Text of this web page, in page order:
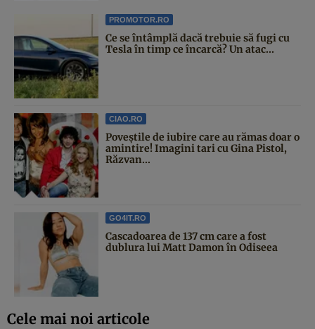
PROMOTOR.RO
Ce se întâmplă dacă trebuie să fugi cu
Tesla în timp ce încarcă? Un atac...
CIAO.RO
Poveştile de iubire care au rămas doar o
amintire! Imagini tari cu Gina Pistol,
Răzvan...
GO4IT.RO
Cascadoarea de 137 cm care a fost
dublura lui Matt Damon în Odiseea
Cele mai noi articole